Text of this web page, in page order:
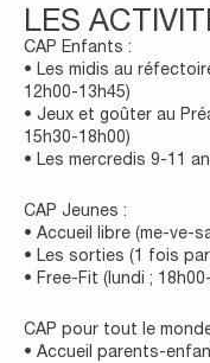
LES
CAP Enfants :
• Les midis au
12h00-13h45)
• Jeux et goûter au
15h30-18h00)
• Les mercredis 9-11
CAP Jeunes :
• Accueil libre (me-ve-
• Les sorties (1 fois
• Free-Fit (lundi ;
CAP pour tout le
• Accueil parents-